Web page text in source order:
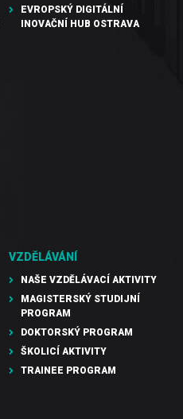
EVROPSKÝ DIGITÁLNÍ
INOVAČNÍ HUB OSTRAVA
VZDĚLÁVÁNÍ
NAŠE VZDĚLÁVACÍ AKTIVITY
MAGISTERSKÝ STUDIJNÍ
PROGRAM
DOKTORSKÝ PROGRAM
ŠKOLICÍ AKTIVITY
TRAINEE PROGRAM